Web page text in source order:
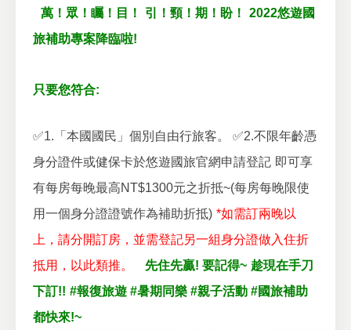
萬！眾！矚！目！ 引！頸！期！盼！
2022悠遊國
旅補助專案降臨啦!
只要您符合:
✅1.「本國國民」個別自由行旅客。 ✅2.不限年齡憑
身分證件或健保卡於悠遊國旅官網申請登記 即可享
有每房每晚最高NT$1300元之折抵~(每房每晚限使
用一個身分證證號作為補助折抵) *如需訂兩晚以
上，請分開訂房，並需登記另一組身分證做入住折
抵用，以此類推。
先住先贏! 要記得~ 趁現在手刀
下訂!! #報復旅遊 #暑期同樂 #親子活動 #國旅補助
都快來!~